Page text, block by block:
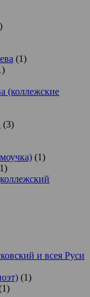
(1)
(коллежские
(3)
(1)
и всея Руси
(1)